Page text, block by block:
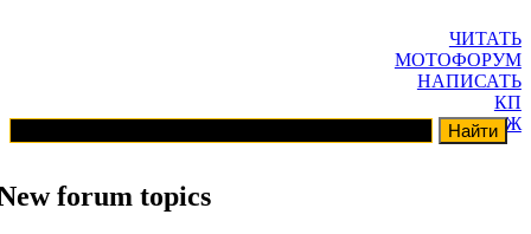
ЧИТАТЬ
МОТОФОРУМ
НАПИСАТЬ
КП
ГАРАЖ
forum topics